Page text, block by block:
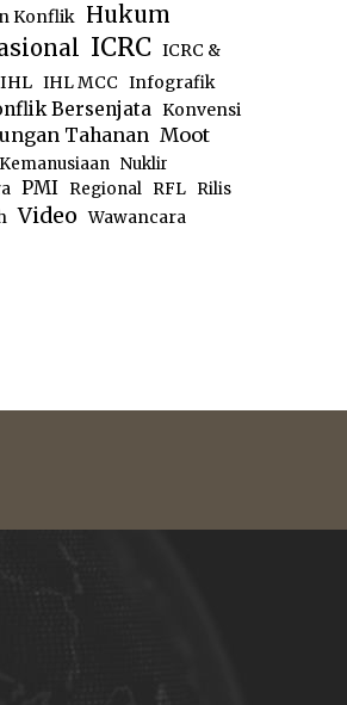
Konflik Hukum
ICRC ICRC &
IHL IHL MCC Infografik
Bersenjata Konvensi
Tahanan Moot
Nuklir
PMI Regional RFL
Rilis
Video Wawancara